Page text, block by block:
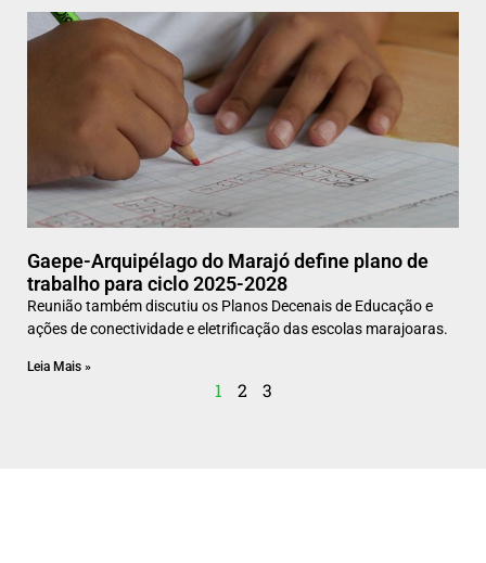
Gaepe-Arquipélago do Marajó define plano de
trabalho para ciclo 2025-2028
Reunião também discutiu os Planos Decenais de Educação e
ações de conectividade e eletrificação das escolas marajoaras.
Leia Mais »
1 2 3